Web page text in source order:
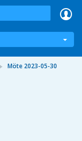
Möte 2023-05-30